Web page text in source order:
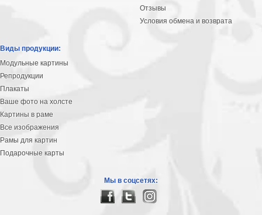
Отзывы
Условия обмена и возврата
Виды продукции:
Модульные картины
Репродукции
Плакаты
Ваше фото на холсте
Картины в раме
Все изображения
Рамы для картин
Подарочные карты
Мы в соцсетях: